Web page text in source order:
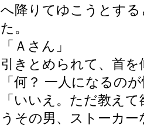
へ降りてゆこうとす
た。
「Ａさん」
引きとめられて、首を
「何？ 一人になるの
「いいえ。ただ教え
うその男、ストーカ